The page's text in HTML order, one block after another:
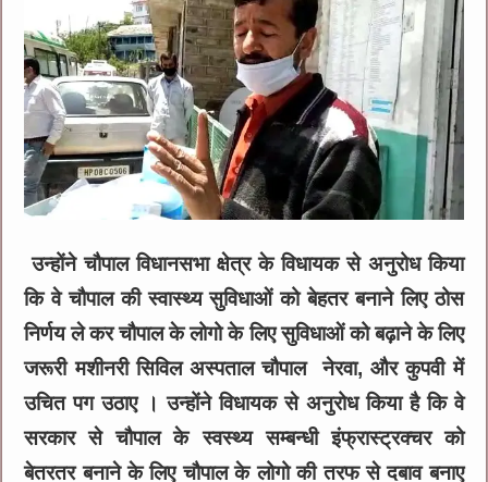
उन्होंने चौपाल विधानसभा क्षेत्र के विधायक से अनुरोध किया
कि वे चौपाल की स्वास्थ्य सुविधाओं को बेहतर बनाने लिए ठोस
निर्णय ले कर चौपाल के लोगो के लिए सुविधाओं को बढ़ाने के लिए
जरूरी मशीनरी सिविल अस्पताल चौपाल नेरवा, और कुपवी में
उचित पग उठाए । उन्होंने विधायक से अनुरोध किया है कि वे
सरकार से चौपाल के स्वस्थ्य सम्बन्धी इंफ्रास्ट्रक्चर को
बेतरतर बनाने के लिए चौपाल के लोगो की तरफ से दबाव बनाए